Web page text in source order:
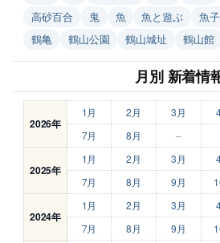
高砂百合
鬼 魚 魚と遊ぶ 魚
鶴亀
鶴山公園 鶴山城址 鶴山館
月別 新着情
2026年
1月 2月 3月
7月
8月 –
2025年
1月 2月 3月
7月
8月 9月
2024年
1月 2月 3月
7月
8月 9月